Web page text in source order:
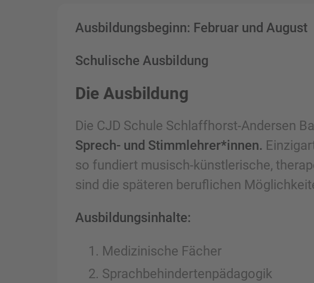
Ausbildungsbeginn: Februar und August
Schulische Ausbildung
Die Ausbildung
Die CJD Schule Schlaffhorst-Andersen
Sprech- und Stimmlehrer*innen.
so fundiert musisch-künstlerische,
sind die späteren beruflichen
Ausbildungsinhalte:
Medizinische Fächer
Sprachbehindertenpädagogik